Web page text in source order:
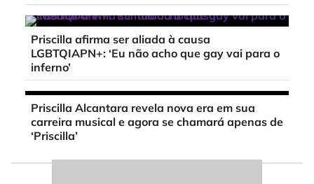
Priscilla afirma ser aliada à causa
LGBTQIAPN+: ‘Eu não acho que gay vai para o
inferno’
Priscilla Alcantara revela nova era em sua
carreira musical e agora se chamará apenas de
‘Priscilla’